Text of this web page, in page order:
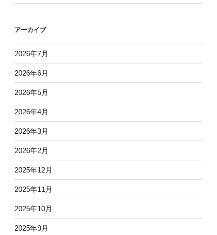
アーカイブ
2026年7月
2026年6月
2026年5月
2026年4月
2026年3月
2026年2月
2025年12月
2025年11月
2025年10月
2025年9月